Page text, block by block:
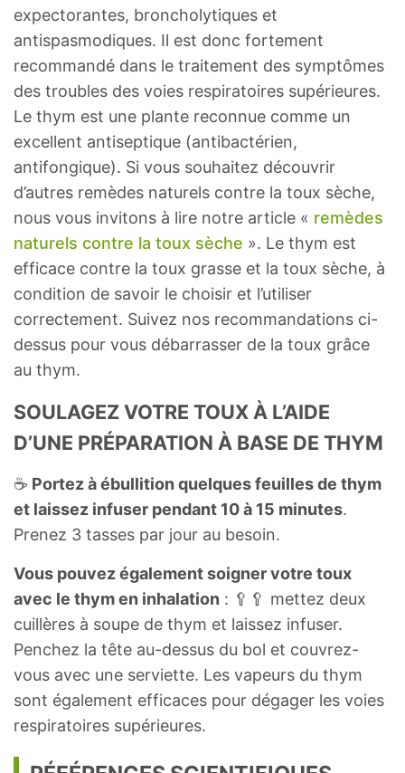
expectorantes, broncholytiques et
antispasmodiques. Il est donc fortement
recommandé dans le traitement des symptômes
des troubles des voies respiratoires supérieures.
Le thym est une plante reconnue comme un
excellent antiseptique (antibactérien,
antifongique). Si vous souhaitez découvrir
d’autres remèdes naturels contre la toux sèche,
nous vous invitons à lire notre article « remèdes
naturels contre la toux sèche ». Le thym est
efficace contre la toux grasse et la toux sèche, à
condition de savoir le choisir et l’utiliser
correctement. Suivez nos recommandations ci-
dessus pour vous débarrasser de la toux grâce
au thym.
SOULAGEZ VOTRE TOUX À L’AIDE
D’UNE PRÉPARATION À BASE DE THYM
☕️ Portez à ébullition quelques feuilles de thym
et laissez infuser pendant 10 à 15 minutes.
Prenez 3 tasses par jour au besoin.
Vous pouvez également soigner votre toux
avec le thym en inhalation : 🥄🥄 mettez deux
cuillères à soupe de thym et laissez infuser.
Penchez la tête au-dessus du bol et couvrez-
vous avec une serviette. Les vapeurs du thym
sont également efficaces pour dégager les voies
respiratoires supérieures.